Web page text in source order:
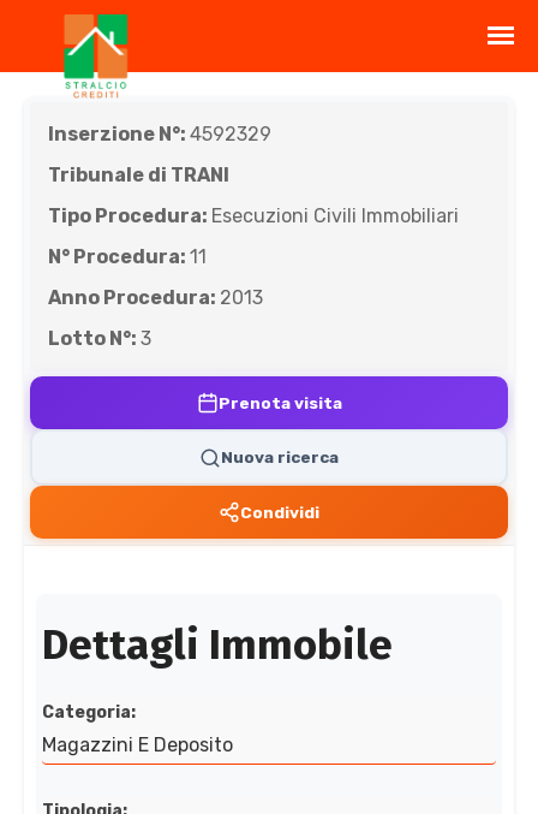
Inserzione N°: 4592329
Tribunale di TRANI
Tipo Procedura: Esecuzioni Civili Immobiliari
N° Procedura: 11
Anno Procedura: 2013
Lotto N°: 3
Prenota visita
Nuova ricerca
Condividi
Dettagli Immobile
Categoria:
Magazzini E Deposito